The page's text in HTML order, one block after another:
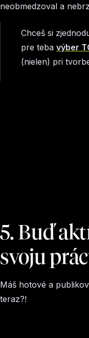
neobmedzoval a
Chceš si
pre teba výber
(nielen) pri
5. Buď
svoju
Máš hotové a
teraz?!